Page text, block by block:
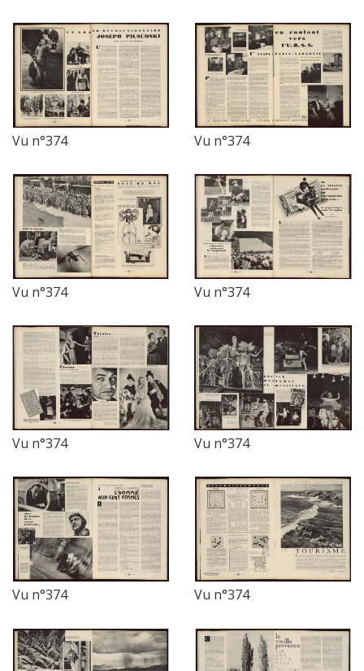
Vu n°374 Vu n°374
Vu n°374 Vu n°374
Vu n°374 Vu n°374
Vu n°374 Vu n°374